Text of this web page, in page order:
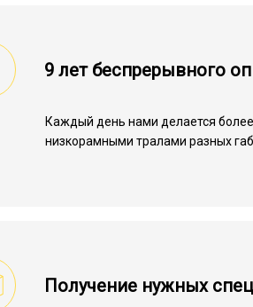
9 лет беспрерывного
Каждый день нами делается
низкорамными тралами разных
Получение нужных